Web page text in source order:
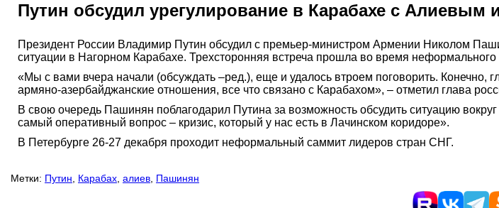
Путин обсудил урегулирование в Карабахе с Алиевым
Президент России Владимир Путин обсудил с премьер-министром Армении Николом
ситуации в Нагорном Карабахе. Трехсторонняя встреча прошла во время
«Мы с вами вчера начали (обсуждать –ред.), еще и удалось втроем поговорить.
армяно-азербайджанские отношения, все что связано с Карабахом», – отметил глава
В свою очередь Пашинян поблагодарил Путина за возможность обсудить ситуацию
самый оперативный вопрос – кризис, который у нас есть в Лачинском коридоре».
В Петербурге 26-27 декабря проходит неформальный саммит лидеров стран СНГ.
Метки: Путин Карабах алиев Пашинян